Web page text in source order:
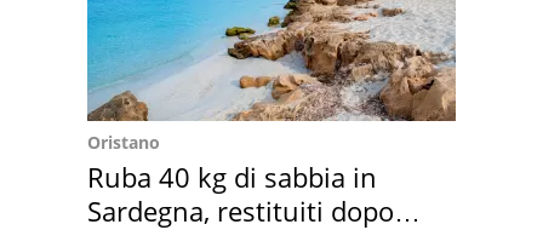
Oristano
Ruba 40 kg di sabbia in
Sardegna, restituiti dopo